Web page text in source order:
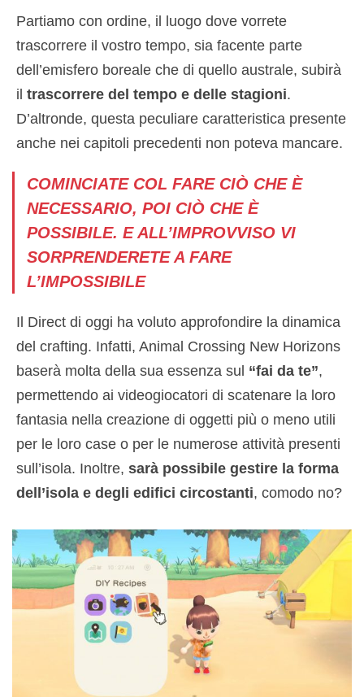
Partiamo con ordine, il luogo dove vorrete
trascorrere il vostro tempo, sia facente parte
dell’emisfero boreale che di quello australe, subirà
il trascorrere del tempo e delle stagioni.
D’altronde, questa peculiare caratteristica presente
anche nei capitoli precedenti non poteva mancare.
COMINCIATE COL FARE CIÒ CHE È
NECESSARIO, POI CIÒ CHE È
POSSIBILE. E ALL’IMPROVVISO VI
SORPRENDERETE A FARE
L’IMPOSSIBILE
Il Direct di oggi ha voluto approfondire la dinamica
del crafting. Infatti, Animal Crossing New Horizons
baserà molta della sua essenza sul “fai da te”,
permettendo ai videogiocatori di scatenare la loro
fantasia nella creazione di oggetti più o meno utili
per le loro case o per le numerose attività presenti
sull’isola. Inoltre, sarà possibile gestire la forma
dell’isola e degli edifici circostanti, comodo no?